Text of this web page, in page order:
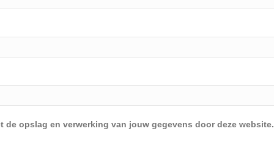
opslag en verwerking van jouw gegevens door deze website.